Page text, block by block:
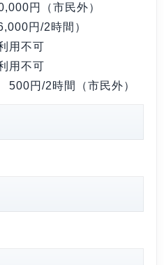
円
（市民外）
時間）
可
可
2時間 （市民外）